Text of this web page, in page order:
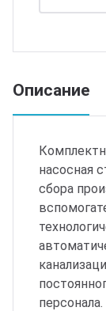
Описание
насосная
сбора
персонала.